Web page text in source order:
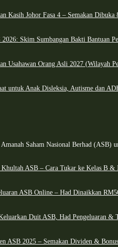
Kasih Johor Fasa 4 – Semakan
2026: Skim Sumbangan Bakti Bantuan
Usahawan Orang Asli 2027 (Wilayah
untuk Anak Disleksia, Autisme dan
Saham Nasional Berhad (ASB)
Khultah ASB – Cara Tukar ke Kelas B &
ASB Online – Had Dinaikkan
Duit ASB, Had Pengeluaran &
ASB 2025 – Semakan Dividen &